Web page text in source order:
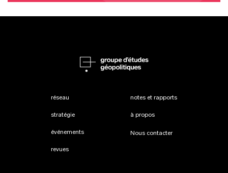
réseau
stratégie
événements
revues
notes et rapports
à propos
Nous contacter